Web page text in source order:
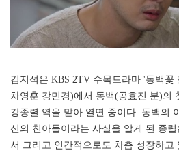
김지석은 KBS 2TV 수목드라마 '동백꽃
차영훈 강민경)에서 동백(공효진 분)의
강종렬 역을 맡아 열연 중이다. 동백의
신의 친아들이라는 사실을 알게 된 종
서 그리고 인간적으로도 차츰 성장하고